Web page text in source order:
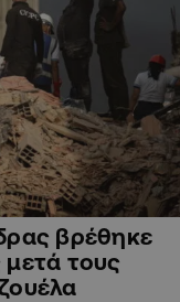
βρέθηκε
τους